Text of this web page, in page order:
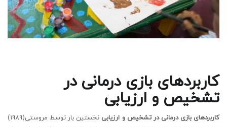
کاربردهای بازی درمانی در
تشخیص و ارزیابی
کاربردهای بازی درمانی در تشخیص و ارزیابی
نخستین بار توسط مروستی(1989)